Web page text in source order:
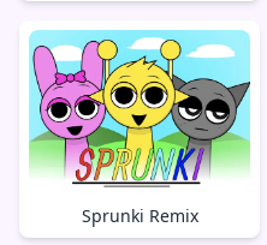
Sprunki Remix